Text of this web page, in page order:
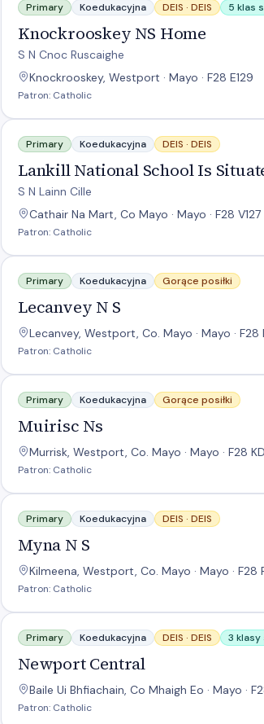
Primary Koedukacyjna DEIS · DEIS 5 klas
Knockrooskey NS Home
S N Cnoc Ruscaighe
Knockrooskey, Westport · Mayo · F28 E129
Patron: Catholic
Lankill National School Is Situated In The
Primary Koedukacyjna DEIS · DEIS
Lankill National School Is
S N Lainn Cille
Cathair Na Mart, Co Mayo · Mayo · F28 V127
Patron: Catholic
Lecanvey N S
Primary Koedukacyjna Gorące posiłki
Lecanvey N S
Lecanvey, Westport, Co. Mayo · Mayo · F28
Patron: Catholic
Muirisc Ns
Primary Koedukacyjna Gorące posiłki
Muirisc Ns
Murrisk, Westport, Co. Mayo · Mayo · F28
Patron: Catholic
Myna N S
Primary Koedukacyjna DEIS · DEIS
Myna N S
Kilmeena, Westport, Co. Mayo · Mayo · F28
Patron: Catholic
Newport Central
Primary Koedukacyjna DEIS · DEIS 3
Newport Central
Baile Ui Bhfiachain, Co Mhaigh Eo · Mayo ·
Patron: Catholic